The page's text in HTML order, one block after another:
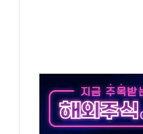
병호 구속 기소
종목이 두 배 넘어
건축 촉진하는 것이 부동산 정상화"
무마' 유병호 감사위원 구속 기소
리 매출 본격화